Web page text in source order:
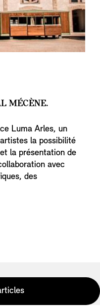
MÉCÈNE.
Luma Arles, un
la possibilité
la présentation de
avec
des